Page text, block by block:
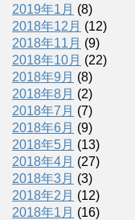
2019年1月 (8)
2018年12月 (12)
2018年11月 (9)
2018年10月 (22)
2018年9月 (8)
2018年8月 (2)
2018年7月 (7)
2018年6月 (9)
2018年5月 (13)
2018年4月 (27)
2018年3月 (3)
2018年2月 (12)
2018年1月 (16)